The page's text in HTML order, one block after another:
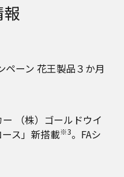
ペーン 花王製品３か月
ー （株）ゴールドウイ
ス」新搭載※3。FAシ